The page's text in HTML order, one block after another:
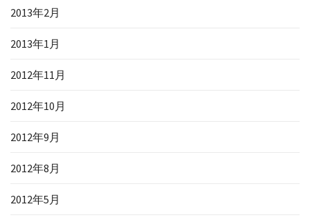
2013年2月
2013年1月
2012年11月
2012年10月
2012年9月
2012年8月
2012年5月